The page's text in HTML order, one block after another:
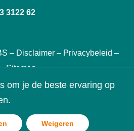
Steun ons
3122‌ 62
– Disclaimer – Privacybeleid –
Sitemap
om je de beste ervaring op
Weigeren